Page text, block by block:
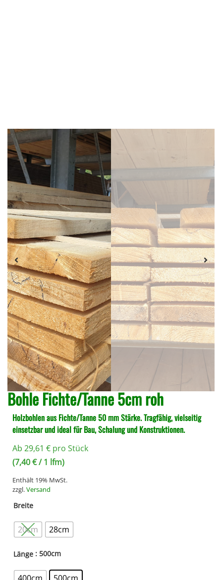
Bohle Fichte/Tanne 5cm roh
Holzbohlen aus Fichte/Tanne 50 mm Stärke. Tragfähig, vielseitig
einsetzbar und ideal für Bau, Schalung und Konstruktionen.
Ab 29,61 € pro Stück
(7,40€/ 1 lfm)
Enthält 19% MwSt.
zzgl.Versand
Breite
20cm 28cm
Länge : 500cm